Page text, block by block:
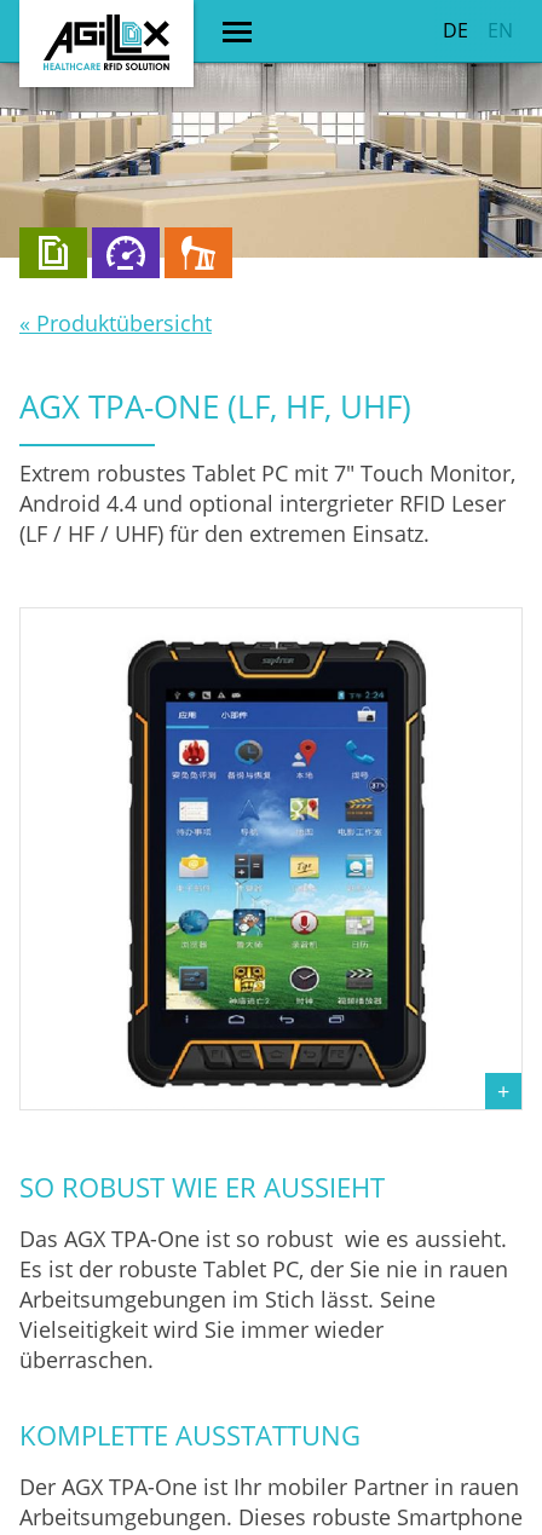
DE EN
« Produktübersicht
AGX TPA-ONE (LF, HF, UHF)
Extrem robustes Tablet PC mit 7" Touch Monitor,
Android 4.4 und optional intergrieter RFID Leser
(LF / HF / UHF) für den extremen Einsatz.
SO ROBUST WIE ER AUSSIEHT
Das AGX TPA-One ist so robust wie es aussieht.
Es ist der robuste Tablet PC, der Sie nie in rauen
Arbeitsumgebungen im Stich lässt. Seine
Vielseitigkeit wird Sie immer wieder
überraschen.
KOMPLETTE AUSSTATTUNG
Der AGX TPA-One ist Ihr mobiler Partner in rauen
Arbeitsumgebungen. Dieses robuste Smartphone